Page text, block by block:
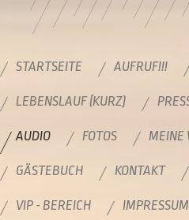
STARTSEITE AUFRUF!!!
LEBENSLAUF (KURZ)
AUDIO FOTOS MEINE
GÄSTEBUCH KONTAKT
VIP - BEREICH IMPRESSUM